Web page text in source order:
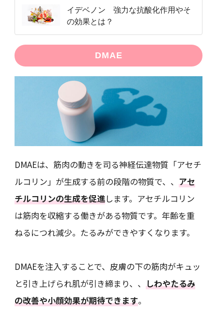
イデベノン 強力な抗酸化作用やそ
の効果とは？
DMAE
DMAEは、筋肉の動きを司る神経伝達物質「アセチ
ルコリン」が生成する前の段階の物質で、、 アセ
チルコリンの生成を促進します。アセチルコリン
は筋肉を収縮する働きがある物質です。年齢を重
ねるにつれ減少。たるみができやすくなります。
DMAEを注入することで、皮膚の下の筋肉がキュッ
と引き上げられ肌が引き締まり、、 しわやたるみ
の改善や小顔効果が期待できます。